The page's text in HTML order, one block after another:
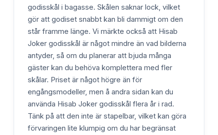
godisskål i bagasse. Skålen saknar lock, vilket
gör att godiset snabbt kan bli dammigt om den
står framme länge. Vi märkte också att Hisab
Joker godisskål är något mindre än vad bilderna
antyder, så om du planerar att bjuda många
gäster kan du behöva komplettera med fler
skålar. Priset är något högre än för
engångsmodeller, men å andra sidan kan du
använda Hisab Joker godisskål flera år i rad.
Tänk på att den inte är stapelbar, vilket kan göra
förvaringen lite klumpig om du har begränsat